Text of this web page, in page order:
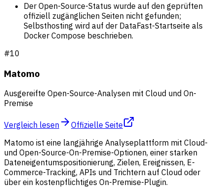
Der Open-Source-Status wurde auf den geprüften
offiziell zugänglichen Seiten nicht gefunden;
Selbsthosting wird auf der DataFast-Startseite als
Docker Compose beschrieben.
#10
Matomo
Ausgereifte Open-Source-Analysen mit Cloud und On-
Premise
Vergleich lesen
Offizielle Seite
Matomo ist eine langjährige Analyseplattform mit Cloud-
und Open-Source-On-Premise-Optionen, einer starken
Dateneigentumspositionierung, Zielen, Ereignissen, E-
Commerce-Tracking, APIs und Trichtern auf Cloud oder
über ein kostenpflichtiges On-Premise-Plugin.